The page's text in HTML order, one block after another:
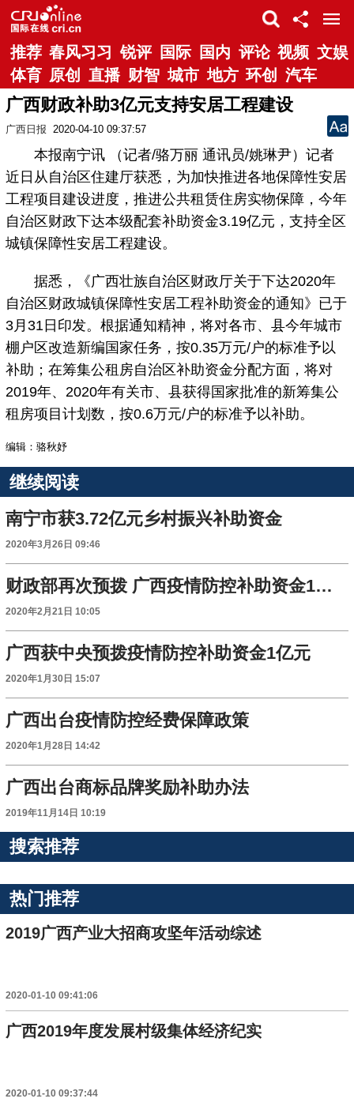
推荐 春风习习 锐评 国际 国内 评论 视频 文娱
体育 原创 直播 财智 城市 地方 环创 汽车
广西财政补助3亿元支持安居工程建设
广西日报 2020-04-10 09:37:57
本报南宁讯 （记者/骆万丽 通讯员/姚琳尹）记者
近日从自治区住建厅获悉，为加快推进各地保障性安居
工程项目建设进度，推进公共租赁住房实物保障，今年
自治区财政下达本级配套补助资金3.19亿元，支持全区
城镇保障性安居工程建设。
据悉，《广西壮族自治区财政厅关于下达2020年
自治区财政城镇保障性安居工程补助资金的通知》已于
3月31日印发。根据通知精神，将对各市、县今年城市
棚户区改造新编国家任务，按0.35万元/户的标准予以
补助；在筹集公租房自治区补助资金分配方面，将对
2019年、2020年有关市、县获得国家批准的新筹集公
租房项目计划数，按0.6万元/户的标准予以补助。
编辑：骆秋妤
继续阅读
南宁市获3.72亿元乡村振兴补助资金
2020年3月26日 09:46
财政部再次预拨 广西疫情防控补助资金1亿元
2020年2月21日 10:05
广西获中央预拨疫情防控补助资金1亿元
2020年1月30日 15:07
广西出台疫情防控经费保障政策
2020年1月28日 14:42
广西出台商标品牌奖励补助办法
2019年11月14日 10:19
搜索推荐
热门推荐
2019广西产业大招商攻坚年活动综述
2020-01-10 09:41:06
广西2019年度发展村级集体经济纪实
2020-01-10 09:37:44